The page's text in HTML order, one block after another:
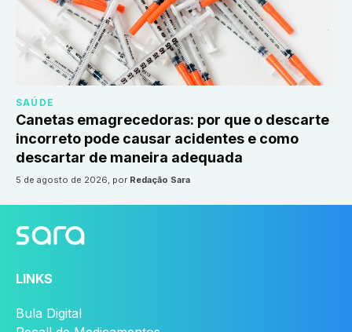
SAÚDE
Canetas emagrecedoras: por que o descarte
incorreto pode causar acidentes e como
descartar de maneira adequada
5 de agosto de 2026, por Redação Sara
LINKS
Bula Digital